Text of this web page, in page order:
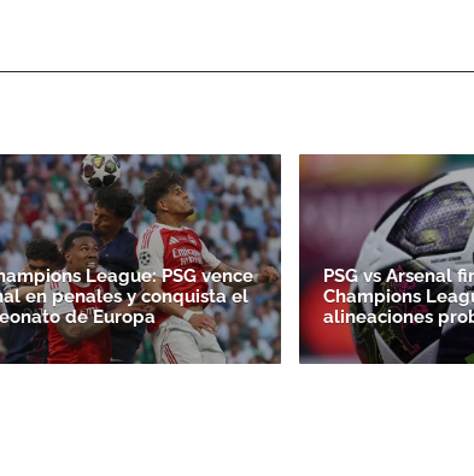
League: PSG vence
en penales y conquista el
de Europa
PSG vs Arsenal
Champions
alineaciones